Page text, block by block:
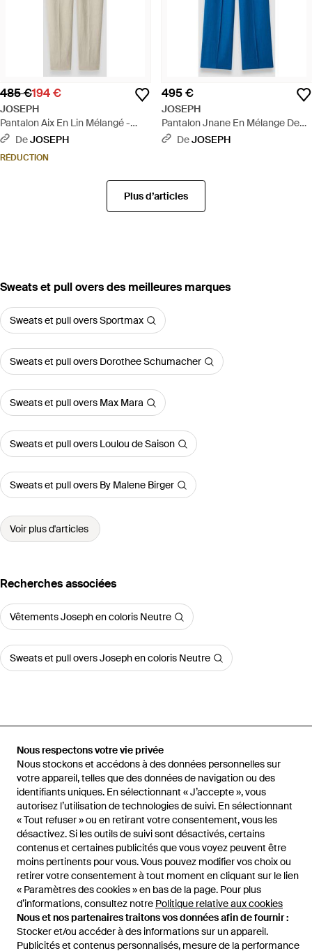
Nous respectons votre vie privée
Nous stockons et accédons à des données personnelles sur
votre appareil, telles que des données de navigation ou des
identifiants uniques. En sélectionnant « J’accepte », vous
autorisez l’utilisation de technologies de suivi. En sélectionnant
« Tout refuser » ou en retirant votre consentement, vous les
désactivez. Si les outils de suivi sont désactivés, certains
contenus et certaines publicités que vous voyez peuvent être
moins pertinents pour vous. Vous pouvez modifier vos choix ou
retirer votre consentement à tout moment en cliquant sur le lien
« Paramètres des cookies » en bas de la page. Pour plus
d’informations, consultez notre Politique relative aux cookies
Nous et nos partenaires traitons vos données afin de fournir :
Stocker et/ou accéder à des informations sur un appareil.
Publicités et contenus personnalisés, mesure de la performance
485 €194 €
JOSEPH
Pantalon Aix En Lin Mélangé -
Neutre
DeJOSEPH
RÉDUCTION
495 €
JOSEPH
Pantalon Jnane En Mélange De
Lin - Bleu
DeJOSEPH
Plus d’articles
‪Sweats et pull overs‬ des meilleures marques
Sweats et pull overs Sportmax
Sweats et pull overs Dorothee Schumacher
Sweats et pull overs Max Mara
Sweats et pull overs Loulou de Saison
Sweats et pull overs By Malene Birger
Voir plus d'articles
Recherches associées
Vêtements Joseph en coloris Neutre
Sweats et pull overs Joseph en coloris Neutre
Cardigan En Lin Melange
Aide et infos